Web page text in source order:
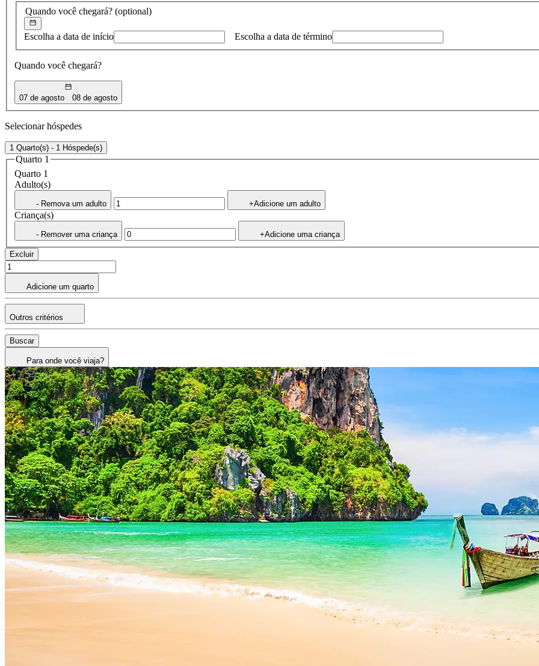
Quando você chegará? (optional)
Escolha a data de início Escolha a data de término
Quando você chegará?
07 de agosto 08 de agosto
Selecionar hóspedes
1 Quarto(s) - 1 Hóspede(s)
Quarto 1
Quarto 1
Adulto(s)
- Remova um adulto +Adicione um adulto
Criança(s)
- Remover uma criança +Adicione uma criança
Excluir
Adicione um quarto
Outros critérios
Buscar
Para onde você viaja?